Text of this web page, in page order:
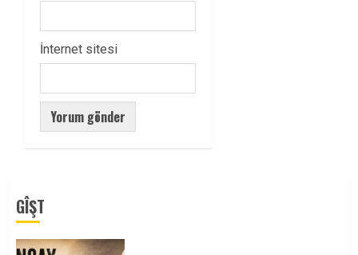
İnternet sitesi
GÎŞT